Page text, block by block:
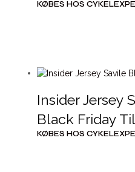
KØBES HOS
Insider Jersey
Black Friday
KØBES HOS